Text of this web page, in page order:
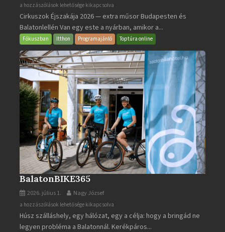
Cirkuszok
Éjszakája
2026
bejegyzéshez
a hozzászólások lehetősége kikapcsolva
Cirkuszok Éjszakája 2026 — extra műsor Budapesten és
Balatonlellén Van egy este a nyárban, amikor a...
Fókuszban Itthon Programajánló Toptúra online
BalatonBIKE365
2026. július 1. Nagy József
BalatonBIKE365
bejegyzéshez
a hozzászólások lehetősége kikapcsolva
Húsz szálláshely, egy hálózat, egy a célja: hogy a bringád ne
legyen probléma a Balatonnál. Kerékpáros...